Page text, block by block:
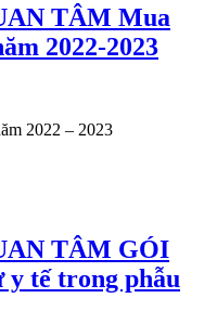
TÂM Mua
2022-2023
2022 – 2023
TÂM GÓI
tế trong phẫu